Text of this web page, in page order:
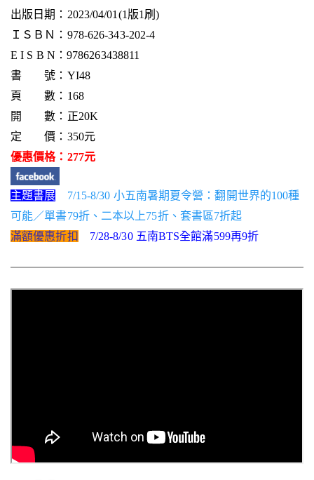
出版日期：2023/04/01(1版1刷)
ＩＳＢＮ：978-626-343-202-4
E I S B N：9786263438811
書 號：YI48
頁 數：168
開 數：正20K
定 價：350元
優惠價格：277元
主題書展
7/15-8/30 小五南暑期夏令營：翻開世界的100種
可能／單書79折、二本以上75折、套書區7折起
滿額優惠折扣
7/28-8/30 五南BTS全館滿599再9折